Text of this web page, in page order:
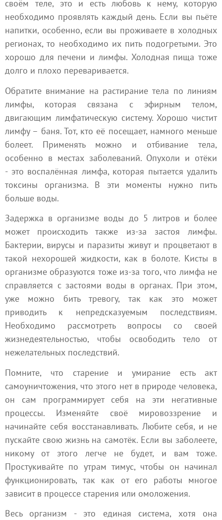
своём теле, это и есть любовь к нему, которую
необходимо проявлять каждый день. Если вы пьёте
напитки, особенно, если вы проживаете в холодных
регионах, то необходимо их пить подогретыми. Это
хорошо для печени и лимфы. Холодная пища тоже
долго и плохо переваривается.
Обратите внимание на растирание тела по линиям
лимфы, которая связана с эфирным телом,
двигающим лимфатическую систему. Хорошо чистит
лимфу – баня. Тот, кто её посещает, намного меньше
болеет. Применять можно и отбивание тела,
особенно в местах заболеваний. Опухоли и отёки
- это воспалённая лимфа, которая пытается удалить
токсины организма. В эти моменты нужно пить
больше воды.
Задержка в организме воды до 5 литров и более
может происходить также из-за застоя лимфы.
Бактерии, вирусы и паразиты живут и процветают в
такой нехорошей жидкости, как в болоте. Кисты в
организме образуются тоже из-за того, что лимфа не
справляется с застоями воды в органах. При этом,
уже можно бить тревогу, так как это может
приводить к непредсказуемым последствиям.
Необходимо рассмотреть вопросы со своей
жизнедеятельностью, чтобы освободить тело от
нежелательных последствий.
Помните, что старение и умирание есть акт
самоуничтожения, что этого нет в природе человека,
он сам программирует себя на эти негативные
процессы. Изменяйте своё мировоззрение и
начинайте себя восстанавливать. Любите себя, и не
пускайте свою жизнь на самотёк. Если вы заболеете,
никому от этого легче не будет, и вам тоже.
Простукивайте по утрам тимус, чтобы он начинал
функционировать, так как от его работы многое
зависит в процессе старения или омоложения.
Весь организм - это единая система, хотя она